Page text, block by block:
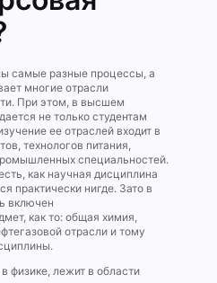
самые разные процессы, а
многие отрасли
При этом, в высшем
не только студентам
ее отраслей входит в
технологов питания,
специальностей.
как научная дисциплина
практически нигде. Зато в
включен
как то: общая химия,
отрасли и тому
физике, лежит в области